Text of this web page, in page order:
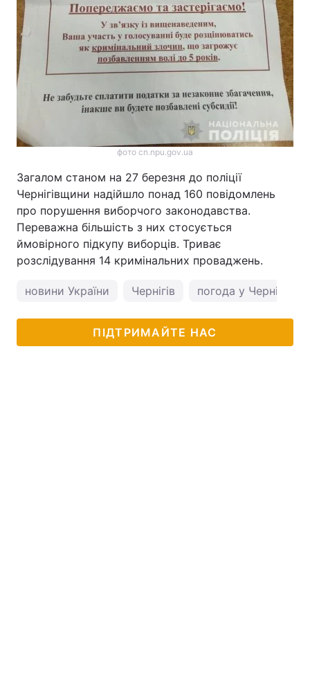
фото cn.npu.gov.ua
Загалом станом на 27 березня до поліції
Чернігівщини надійшло понад 160 повідомлень
про порушення виборчого законодавства.
Переважна більшість з них стосується
ймовірного підкупу виборців. Триває
розслідування 14 кримінальних проваджень.
новини України Чернігів погода у Чернігові
ПІДТРИМАЙТЕ НАС